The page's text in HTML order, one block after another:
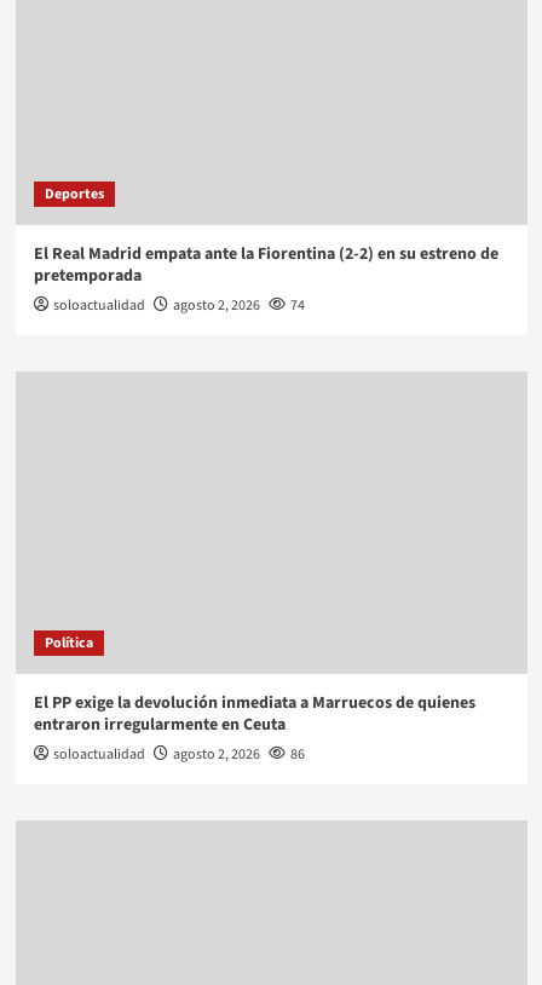
Deportes
El Real Madrid empata ante la Fiorentina (2-2) en su estreno de
pretemporada
soloactualidad agosto 2, 2026 74
Política
El PP exige la devolución inmediata a Marruecos de quienes
entraron irregularmente en Ceuta
soloactualidad agosto 2, 2026 86